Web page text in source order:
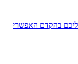
בהקדם האפשרי